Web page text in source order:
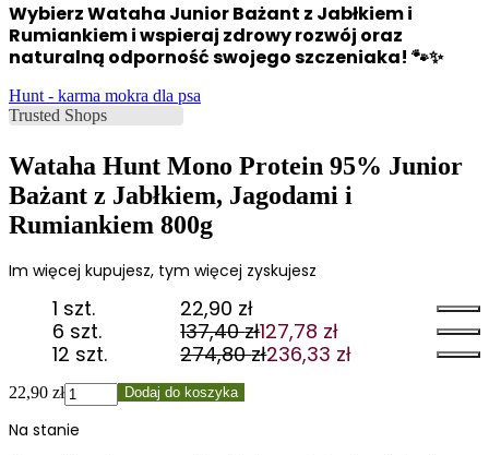
Wybierz Wataha Junior Bażant z Jabłkiem i
Rumiankiem i wspieraj zdrowy rozwój oraz
naturalną odporność swojego szczeniaka! 🐾✨
Hunt - karma mokra dla psa
Wataha Hunt Mono Protein 95% Junior
Bażant z Jabłkiem, Jagodami i
Rumiankiem 800g
Im więcej kupujesz, tym więcej zyskujesz
1 szt. 22,90 zł
6 szt.
137,40zł
Pierwotna
cena
wynosiła:
137,40 zł.
127,78 zł
Aktualna
cena
wynosi:
127,78 zł.
12 szt. 274,80zł
Pierwotna
cena
wynosiła:
236,33 zł
Aktualna
cena
wynosi:
22,90 złilość
Wataha
Hunt
Dodaj do koszyka
Na stanie